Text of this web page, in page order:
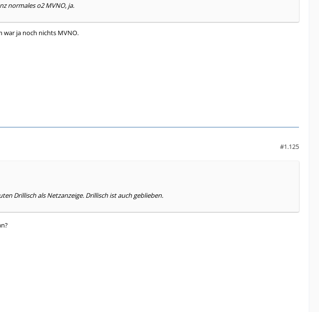
normales o2 MVNO, ja.
ja noch nichts MVNO.
#1.125
Drillisch als Netzanzeige. Drillisch ist auch geblieben.